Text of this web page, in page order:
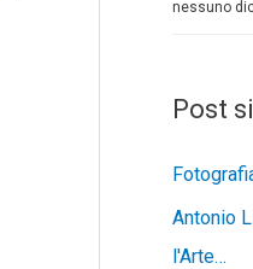
nessuno
Post
Antonio
l'Arte…